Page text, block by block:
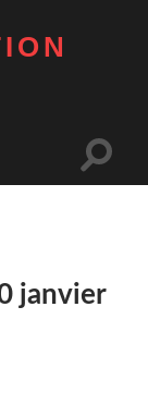
Toggle
jan­vier